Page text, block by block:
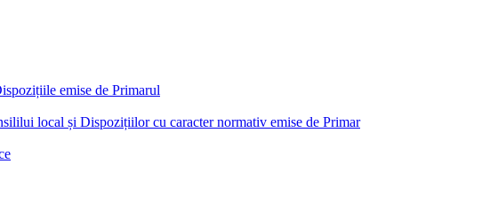
emise de Primarul
local și Dispozițiilor cu caracter normativ emise de Primar